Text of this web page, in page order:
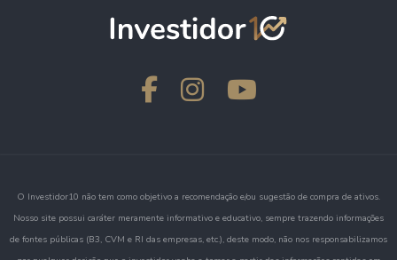
O Investidor10 não tem como objetivo a recomendação e/ou sugestão de compra de ativos.
Nosso site possui caráter meramente informativo e educativo, sempre trazendo informações
de fontes públicas (B3, CVM e RI das empresas, etc.), deste modo, não nos responsabilizamos